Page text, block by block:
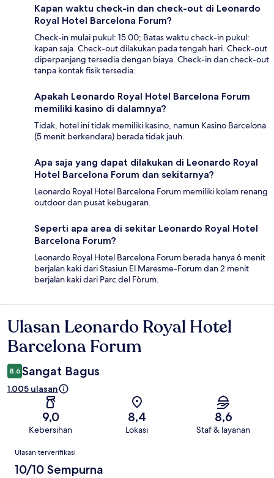
Kapan waktu check-in dan check-out di Leonardo
Royal Hotel Barcelona Forum?
Check-in mulai pukul: 15.00; Batas waktu check-in pukul:
kapan saja. Check-out dilakukan pada tengah hari. Check-out
diperpanjang tersedia dengan biaya. Check-in dan check-out
tanpa kontak fisik tersedia.
Apakah Leonardo Royal Hotel Barcelona Forum
memiliki kasino di dalamnya?
Tidak, hotel ini tidak memiliki kasino, namun Kasino Barcelona
(5 menit berkendara) berada tidak jauh.
Apa saja yang dapat dilakukan di Leonardo Royal
Hotel Barcelona Forum dan sekitarnya?
Leonardo Royal Hotel Barcelona Forum memiliki kolam renang
outdoor dan pusat kebugaran.
Seperti apa area di sekitar Leonardo Royal Hotel
Barcelona Forum?
Leonardo Royal Hotel Barcelona Forum berada hanya 6 menit
berjalan kaki dari Stasiun El Maresme-Forum dan 2 menit
berjalan kaki dari Parc del Fòrum.
Ulasan
Ulasan Leonardo Royal Hotel
Barcelona Forum
8,6 Sangat Bagus
1.005 ulasan
9,0
Kebersihan
8,4
Lokasi
8,6
Staf & layanan
Ulasan
Ulasan terverifikasi
10/10 Sempurna